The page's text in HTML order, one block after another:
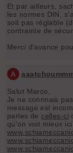
Et par ailleurs,
les normes DIN,
soit pas réglable
contrainte de
Merci d'avance
A
Salut Marco,
Je ne connnais
message est
parles de celles-ci
qu'on voit mieux